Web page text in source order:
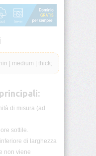
| medium | thick;
di misura (ad
sottile.
di larghezza
non viene